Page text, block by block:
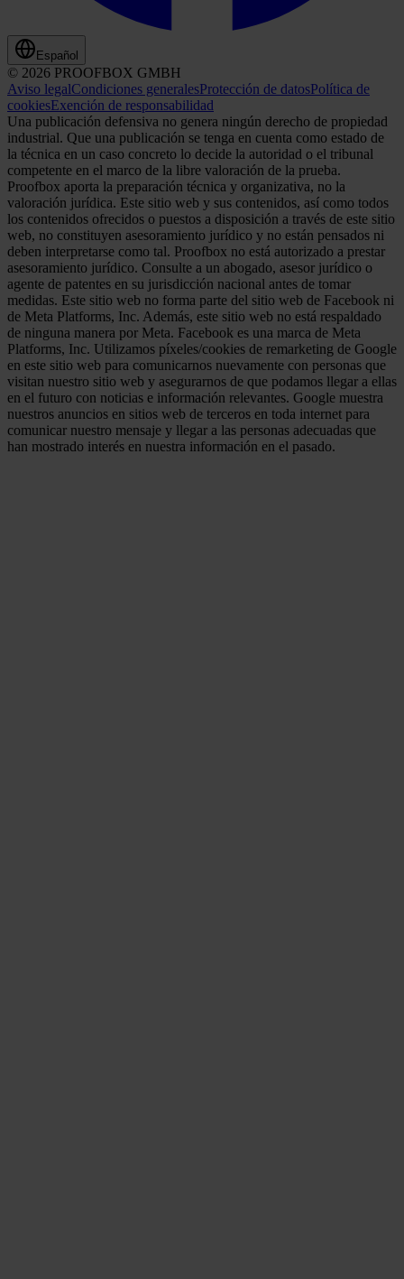
Español
© 2026 PROOFBOX GMBH
Aviso legalCondiciones generalesProtección de datosPolítica de
cookiesExención de responsabilidad
Una publicación defensiva no genera ningún derecho de propiedad
industrial. Que una publicación se tenga en cuenta como estado de
la técnica en un caso concreto lo decide la autoridad o el tribunal
competente en el marco de la libre valoración de la prueba.
Proofbox aporta la preparación técnica y organizativa, no la
valoración jurídica. Este sitio web y sus contenidos, así como todos
los contenidos ofrecidos o puestos a disposición a través de este sitio
web, no constituyen asesoramiento jurídico y no están pensados ni
deben interpretarse como tal. Proofbox no está autorizado a prestar
asesoramiento jurídico. Consulte a un abogado, asesor jurídico o
agente de patentes en su jurisdicción nacional antes de tomar
medidas. Este sitio web no forma parte del sitio web de Facebook ni
de Meta Platforms, Inc. Además, este sitio web no está respaldado
de ninguna manera por Meta. Facebook es una marca de Meta
Platforms, Inc. Utilizamos píxeles/cookies de remarketing de Google
en este sitio web para comunicarnos nuevamente con personas que
visitan nuestro sitio web y asegurarnos de que podamos llegar a ellas
en el futuro con noticias e información relevantes. Google muestra
nuestros anuncios en sitios web de terceros en toda internet para
comunicar nuestro mensaje y llegar a las personas adecuadas que
han mostrado interés en nuestra información en el pasado.